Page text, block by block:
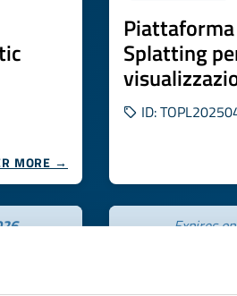
MORE →
Piattaforma
Splatting
ID:
Expires